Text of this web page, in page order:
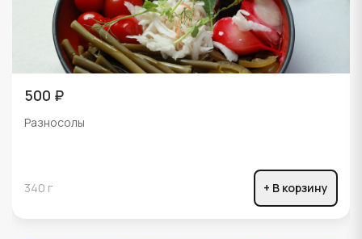
500 ₽
Разносолы
340 г + В корзину